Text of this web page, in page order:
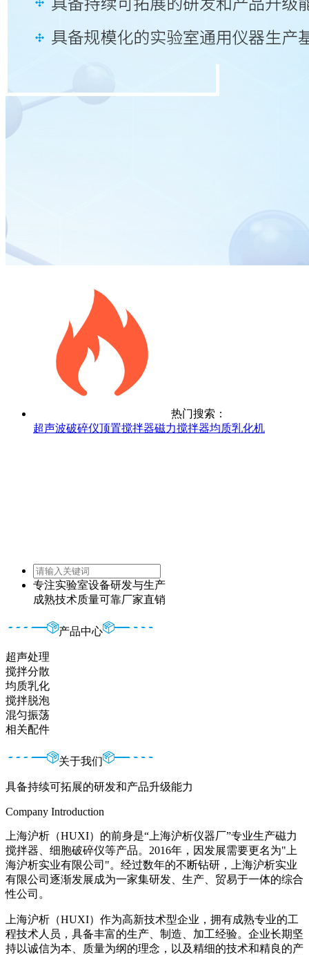
热门搜索：
超声波破碎仪顶置搅拌器磁力搅拌器均质乳化机
专注实验室设备研发与生产
成熟技术质量可靠厂家直销
产品中心
超声处理
搅拌分散
均质乳化
搅拌脱泡
混匀振荡
相关配件
关于我们
具备持续可拓展的研发和产品升级能力
Company Introduction
上海沪析（HUXI）的前身是“上海沪析仪器厂”专业生产磁力
搅拌器、细胞破碎仪等产品。2016年，因发展需要更名为"上
海沪析实业有限公司"。经过数年的不断钻研，上海沪析实业
有限公司逐渐发展成为一家集研发、生产、贸易于一体的综合
性公司。
上海沪析（HUXI）作为高新技术型企业，拥有成熟专业的工
程技术人员，具备丰富的生产、制造、加工经验。企业长期坚
持以诚信为本、质量为纲的理念，以及精细的技术和精良的产